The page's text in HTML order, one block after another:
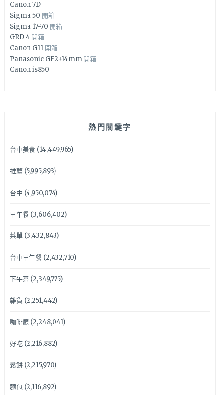
Canon 7D
Sigma 50 開箱
Sigma 17-70 開箱
GRD 4 開箱
Canon G11 開箱
Panasonic GF2+14mm 開箱
Canon is850
熱門關鍵字
台中美食(14,449,965)
推薦(5,995,893)
台中 (4,950,074)
早午餐(3,606,402)
菜單(3,432,843)
台中早午餐(2,432,710)
下午茶(2,349,775)
雜貨 (2,251,442)
咖啡廳(2,248,041)
好吃(2,216,882)
鬆餅(2,215,970)
麵包(2,116,892)